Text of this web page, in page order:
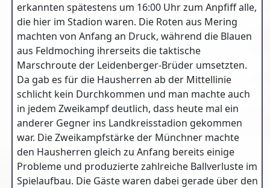
erkannten spätestens um 16:00 Uhr zum Anpfiff alle,
die hier im Stadion waren. Die Roten aus Mering
machten von Anfang an Druck, während die Blauen
aus Feldmoching ihrerseits die taktische
Marschroute der Leidenberger-Brüder umsetzten.
Da gab es für die Hausherren ab der Mittellinie
schlicht kein Durchkommen und man machte auch
in jedem Zweikampf deutlich, dass heute mal ein
anderer Gegner ins Landkreisstadion gekommen
war. Die Zweikampfstärke der Münchner machte
den Hausherren gleich zu Anfang bereits einige
Probleme und produzierte zahlreiche Ballverluste im
Spielaufbau. Die Gäste waren dabei gerade über den